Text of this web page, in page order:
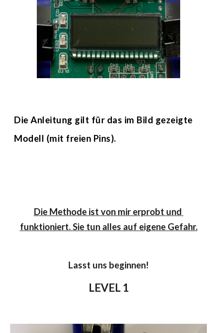
Die Anleitung gilt für das im Bild gezeigte
Modell (mit freien Pins).
Die Methode ist von mir erprobt und
funktioniert. Sie tun alles auf eigene Gefahr.
Lasst uns beginnen!
LEVEL 1